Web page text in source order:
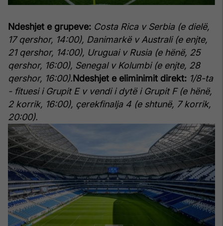
Ndeshjet e grupeve: Costa Rica v Serbia (e dielë,
17 qershor, 14:00), Danimarkë v Australi (e enjte,
21 qershor, 14:00), Uruguai v Rusia (e hënë, 25
qershor, 16:00), Senegal v Kolumbi (e enjte, 28
qershor, 16:00).Ndeshjet e eliminimit direkt: 1/8-ta
- fituesi i Grupit E v vendi i dytë i Grupit F (e hënë,
2 korrik, 16:00), çerekfinalja 4 (e shtunë, 7 korrik,
20:00).